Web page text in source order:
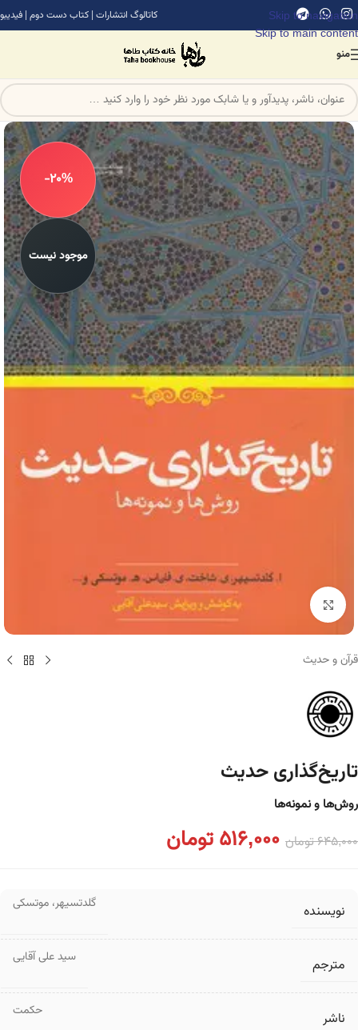
Skip to navigation
Skip to main content
کاتالوگ انتشارات | کتاب دست دوم | فیدیبو
منو
-20%
موجود نیست
برای بزرگنمایی کلیک کنید
قرآن و حدیث
تاریخ‌گذاری حدیث
روش‌ها و نمونه‌ها
645,000تومان 516,000تومان
نویسنده گلدتسیهر، موتسکی
مترجم سید علی آقایی
ناشر حکمت